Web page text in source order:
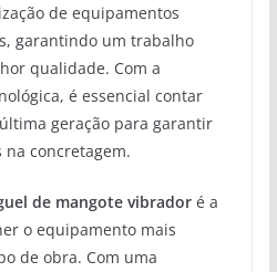
de equipamentos
garantindo um trabalho
qualidade. Com a
é essencial contar
geração para garantir
concretagem.
de mangote vibradoré a
o equipamento mais
de obra. Com uma